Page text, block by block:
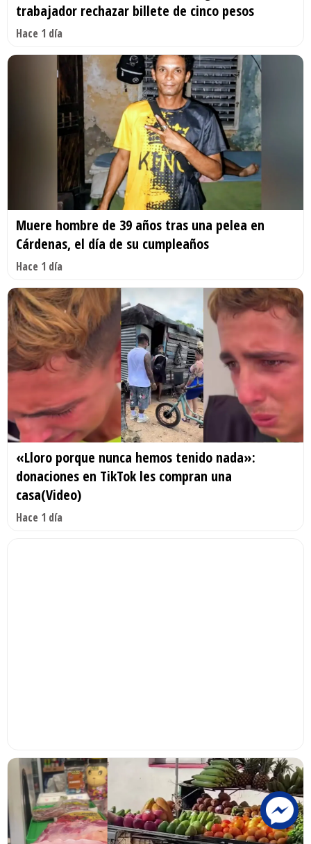
trabajador rechazar billete de cinco pesos
Hace 1 día
Muere hombre de 39 años tras una pelea en
Cárdenas, el día de su cumpleaños
Hace 1 día
«Lloro porque nunca hemos tenido nada»:
donaciones en TikTok les compran una
casa(Video)
Hace 1 día